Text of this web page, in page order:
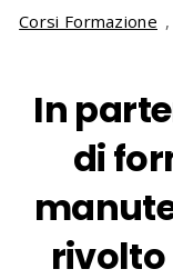
Corsi Formazione ,
In
di
rivolto